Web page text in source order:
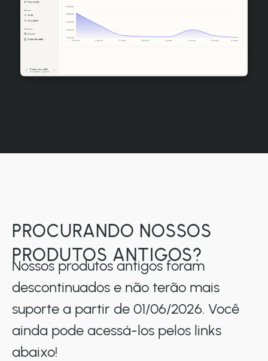
PROCURANDO NOSSOS
PRODUTOS ANTIGOS?
Nossos produtos antigos foram
descontinuados e não terão mais
suporte a partir de 01/06/2026. Você
ainda pode acessá-los pelos links
abaixo!